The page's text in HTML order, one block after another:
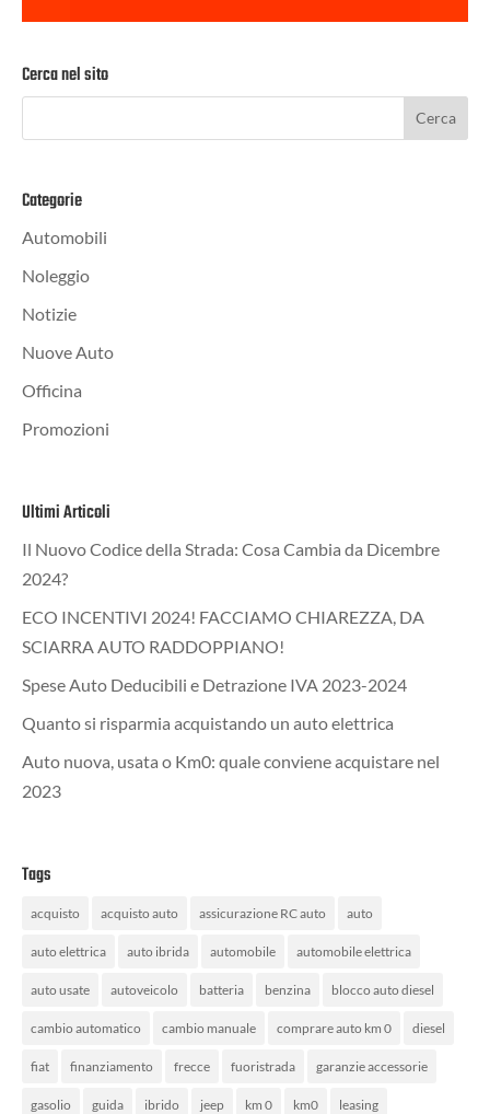
Cerca nel sito
Categorie
Automobili
Noleggio
Notizie
Nuove Auto
Officina
Promozioni
Ultimi Articoli
Il Nuovo Codice della Strada: Cosa Cambia da Dicembre
2024?
ECO INCENTIVI 2024! FACCIAMO CHIAREZZA, DA
SCIARRA AUTO RADDOPPIANO!
Spese Auto Deducibili e Detrazione IVA 2023-2024
Quanto si risparmia acquistando un auto elettrica
Auto nuova, usata o Km0: quale conviene acquistare nel
2023
Tags
acquisto acquisto auto assicurazione RC auto auto
auto elettrica auto ibrida automobile automobile elettrica
auto usate autoveicolo batteria benzina blocco auto diesel
cambio automatico cambio manuale comprare auto km 0 diesel
fiat finanziamento frecce fuoristrada garanzie accessorie
gasolio guida ibrido jeep km 0 km0 leasing